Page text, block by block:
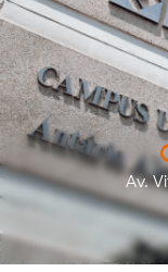
Av.